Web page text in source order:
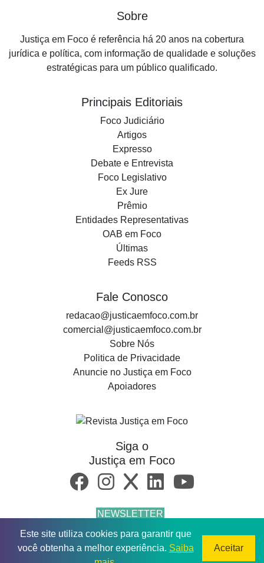
Sobre
Justiça em Foco é referência há 20 anos na cobertura
jurídica e política, com informação de qualidade e soluções
estratégicas para um público qualificado.
Principais Editoriais
Foco Judiciário
Artigos
Expresso
Debate e Entrevista
Foco Legislativo
Ex Jure
Prêmio
Entidades Representativas
OAB em Foco
Últimas
Feeds RSS
Fale Conosco
redacao@justicaemfoco.com.br
comercial@justicaemfoco.com.br
Sobre Nós
Politica de Privacidade
Anuncie no Justiça em Foco
Apoiadores
Siga o
Justiça em Foco
NEWSLETTER
© 2026 Todos os direitos reservados.
Este site utiliza cookies para garantir que
você obtenha a melhor experiência. Saiba
Aceitar